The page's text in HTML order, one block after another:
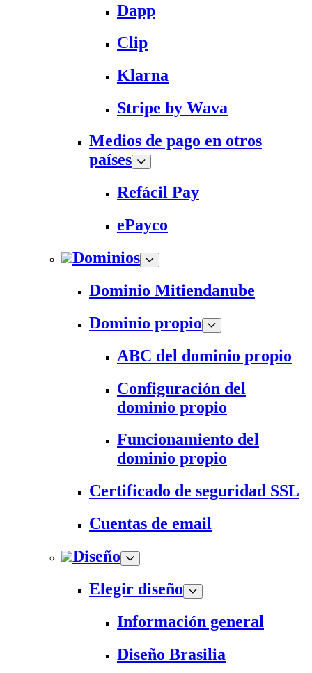
Dapp
Clip
Klarna
Stripe by Wava
Medios de pago en otros
países
Refácil Pay
ePayco
Dominios
Dominio Mitiendanube
Dominio propio
ABC del dominio propio
Configuración del
dominio propio
Funcionamiento del
dominio propio
Certificado de seguridad SSL
Cuentas de email
Diseño
Elegir diseño
Información general
Diseño Brasilia